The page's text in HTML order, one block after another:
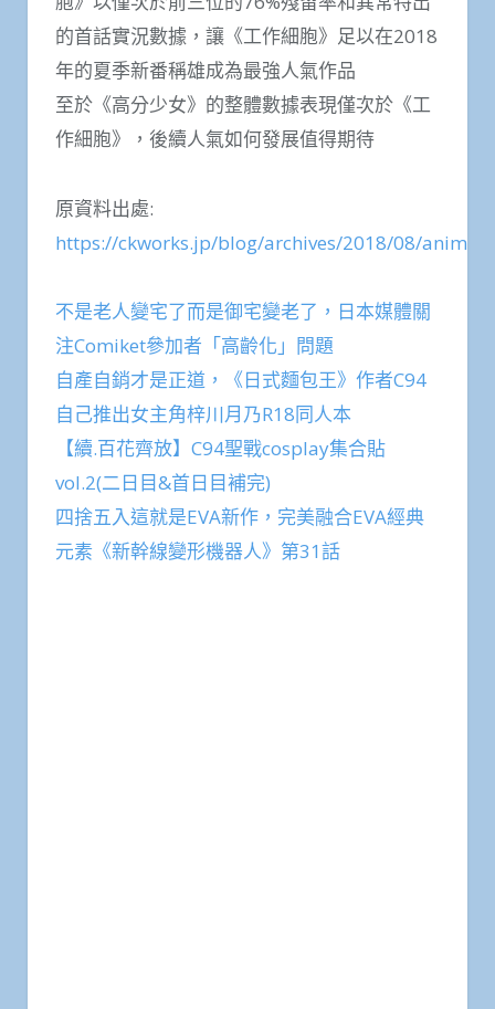
的首話實況數據，讓《工作細胞》足以在2018
年的夏季新番稱雄成為最強人氣作品
至於《高分少女》的整體數據表現僅次於《工
作細胞》，後續人氣如何發展值得期待
原資料出處:
https://ckworks.jp/blog/archives/2018/08/
不是老人變宅了而是御宅變老了，日本媒體關
注Comiket參加者「高齡化」問題
自產自銷才是正道，《日式麵包王》作者C94
自己推出女主角梓川月乃R18同人本
【續.百花齊放】C94聖戰cosplay集合貼
vol.2(二日目&首日目補完)
四捨五入這就是EVA新作，完美融合EVA經典
元素《新幹線變形機器人》第31話